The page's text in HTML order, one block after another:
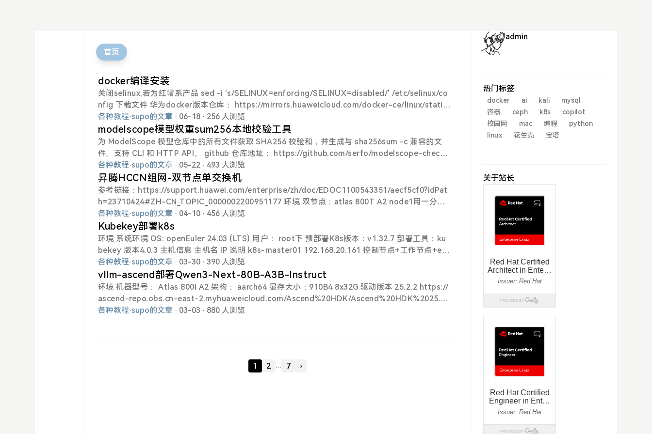
首页
docker编译安装
关闭selinux,若为红帽系产品 sed -i 's/SELINUX=enforcing/SELINUX=disabled/' /etc/selinux/co
nfig 下载文件 华为docker版本仓库： https://mirrors.huaweicloud.com/docker-ce/linux/static/
stable/x86_64/ https://mirrors.huaweicloud.com/docker-ce/linux/static/stable/aarch64/ aarc
h64 wget https://mirrors.huaweicloud.com/docker-ce/linux/static/stable/aarch64/docker-2
8.4.0.tgz tar xzvf docker-28.4.0.tgz sudo mv docker/* /usr/local/bin/ sudo chmod +x /usr/loc
al/bin/docker* mkdir /etc/docker/ x86 wget https://mirrors.huaweicloud.c
各种教程·supo的文章 · 06-18 · 256 人浏览
modelscope模型权重sum256本地校验工具
为 ModelScope 模型仓库中的所有文件获取 SHA256 校验和，并生成与 sha256sum -c 兼容的文
件。支持 CLI 和 HTTP API。 github 仓库地址： https://github.com/serfo/modelscope-checks
um git clone https://github.com/serfo/modelscope-checksum.git CLI #支持三种格式 python
modelscope_checksum.py Eco-Tech/DeepSeek-V4-Flash-w8a8-mtp python modelscope_c
hecksum.py https://www.modelscope.cn/models/Eco-Tech/DeepSeek-V4-Flash-w8a8-mtp
python modelscope_checksum.py https://www.modelscope.cn/models/Eco-Tech/DeepSeek
-V4-Flash-w8a8-mtp/files 输出：当前目录下的 <model
各种教程·supo的文章 · 05-22 · 493 人浏览
昇腾HCCN组网-双节点单交换机
参考链接：https://support.huawei.com/enterprise/zh/doc/EDOC1100543351/aecf5cf0?idPat
h=23710424#ZH-CN_TOPIC_0000002200951177 环境 双节点：atlas 800T A2 node1用一分二
线接参数交换机1-4口 node2用一分二线接参数交换机5-8口 配置 npu网口地址 NPU网口 Node 1 N
ode 2 NPU0 10.20.0.2/24 10.20.0.10/24 NPU1 10.20.0.3/24 10.20.0.11/24 NPU2 10.20.0.4/24 1
0.20.0.12/24 NPU3 10.20.0.5/24 10.20.0.13/24 NPU4 10.20.0.6/24 10.20.0.14/24 NPU5 10.20.0.
7/24 10.20.0.15/24 NPU6 10.20.0.8/24 10.20.0.16/24 NPU7 10.20.0.9/24 10.20.0.17/24 Leaf交
各种教程·supo的文章 · 04-10 · 456 人浏览
Kubekey部署k8s
环境 系统环境 OS: openEuler 24.03 (LTS) 用户： root下 预部署K8s版本：v1.32.7 部署工具：ku
bekey 版本4.0.3 主机信息 主机名 IP 说明 k8s-master01 192.168.20.161 控制节点+工作节点+etc
d k8s-master02 192.168.20.162 控制节点+工作节点+etcd k8s-master03 192.168.20.163 控制
节点+工作节点+etcd k8s-node1 192.168.20.164 工作节点 k8s-node2 192.168.20.165 工作节点
配置 关闭selinux sed -i 's/SELINUX=enforcing/SELINUX=disabled/' /etc/selinux/config 关闭防
火墙 systemctl stop firewalld systemctl disable firewalld 安装依赖 yum update yum install e
pel-release -y yum install
各种教程·supo的文章 · 03-30 · 390 人浏览
vllm-ascend部署Qwen3-Next-80B-A3B-Instruct
环境 机器型号： Atlas 800I A2 架构： aarch64 显存大小：910B4 8x32G 驱动版本 25.2.2 https://
ascend-repo.obs.cn-east-2.myhuaweicloud.com/Ascend%20HDK/Ascend%20HDK%2025.2.
0/Ascend-hdk-910b-npu-driver_25.2.0_linux-aarch64.run?response-content-type=applicati
各种教程·supo的文章 · 03-03 · 880 人浏览
1 2 ... 7 ›
admin
热门标签
docker ai kali
mysql
容器
ceph k8s
copilot
校园网
mac 编程
python
linux
花生壳 宝塔
关于站长